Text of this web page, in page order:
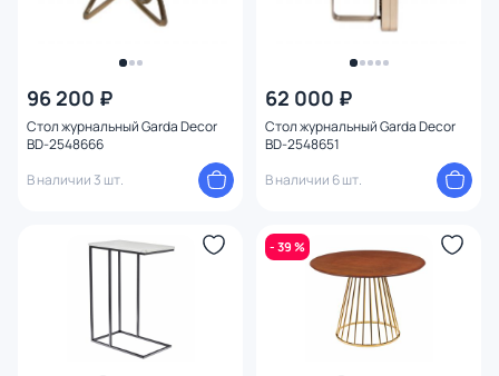
96 200 ₽
Стол журнальный Garda Decor
BD-2548666
В наличии 3 шт.
62 000 ₽
Стол журнальный Garda Decor
BD-2548651
В наличии 6 шт.
- 39 %
Оформление
Глубина (см)
Тип опоры